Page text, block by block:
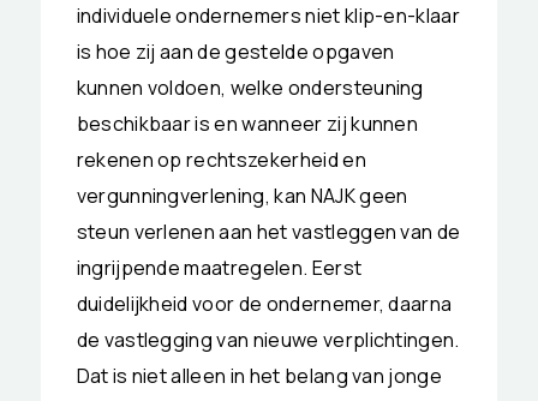
individuele ondernemers niet klip-en-klaar
is hoe zij aan de gestelde opgaven
kunnen voldoen, welke ondersteuning
beschikbaar is en wanneer zij kunnen
rekenen op rechtszekerheid en
vergunningverlening, kan NAJK geen
steun verlenen aan het vastleggen van de
ingrijpende maatregelen. Eerst
duidelijkheid voor de ondernemer, daarna
de vastlegging van nieuwe verplichtingen.
Dat is niet alleen in het belang van jonge